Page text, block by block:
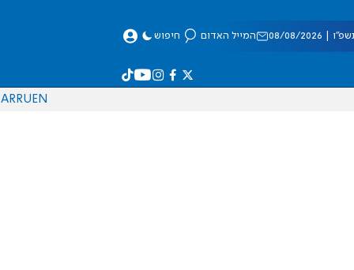
08/2026 המייל האדום חיפוש
EN
RU
AR